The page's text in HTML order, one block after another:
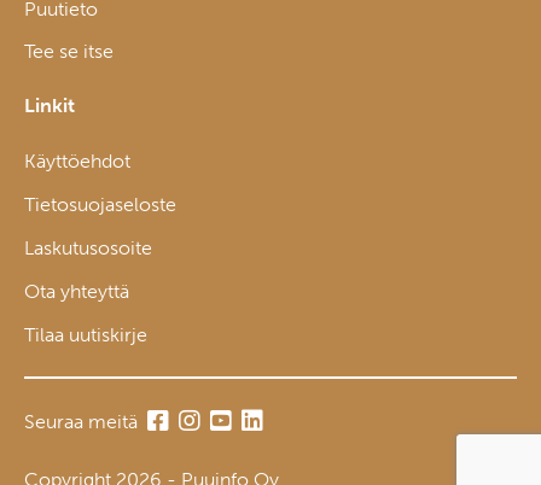
Puutieto
Tee se itse
Linkit
Käyttöehdot
Tietosuojaseloste
Laskutusosoite
Ota yhteyttä
Tilaa uutiskirje
Seuraa meitä
Copyright 2026 - Puuinfo Oy